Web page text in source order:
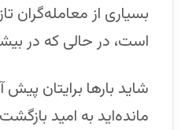
بسیاری از معامله‌گران
است، در حالی که در
شاید بارها برایتان
مانده‌اید به امید